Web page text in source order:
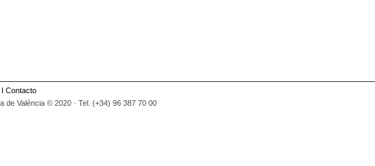
I Contacto
de València © 2020 · Tel. (+34) 96 387 70 00